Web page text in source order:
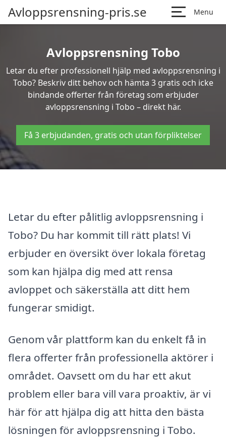
Avloppsrensning-pris.se Menu
Avloppsrensning Tobo
Letar du efter professionell hjälp med avloppsrensning i
Tobo? Beskriv ditt behov och hämta 3 gratis och icke
bindande offerter från företag som erbjuder
avloppsrensning i Tobo – direkt här.
Få 3 erbjudanden, gratis och utan förpliktelser
Letar du efter pålitlig avloppsrensning i
Tobo? Du har kommit till rätt plats! Vi
erbjuder en översikt över lokala företag
som kan hjälpa dig med att rensa
avloppet och säkerställa att ditt hem
fungerar smidigt.
Genom vår plattform kan du enkelt få in
flera offerter från professionella aktörer i
området. Oavsett om du har ett akut
problem eller bara vill vara proaktiv, är vi
här för att hjälpa dig att hitta den bästa
lösningen för avloppsrensning i Tobo.